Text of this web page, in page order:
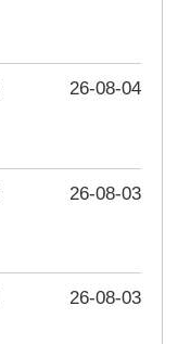
26-08-04
26-08-03
26-08-03